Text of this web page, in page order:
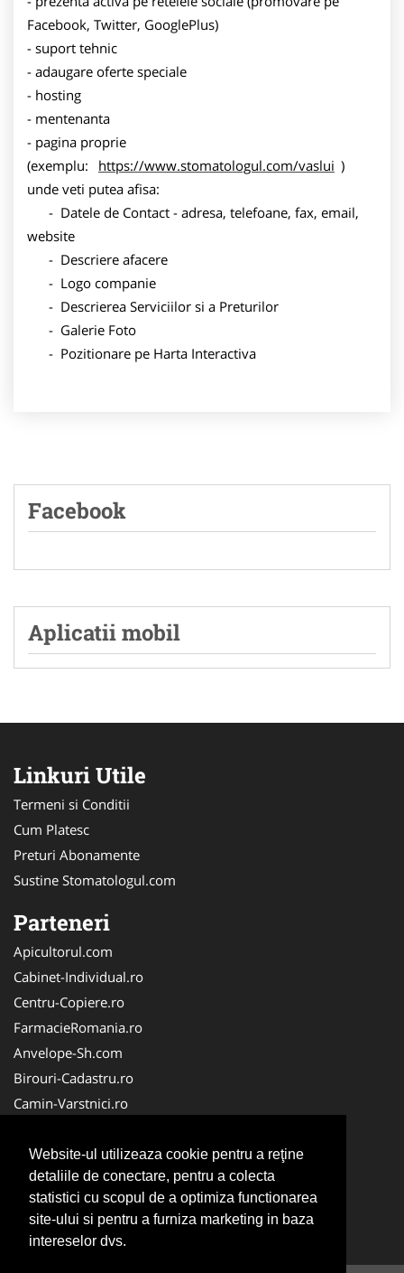
Website-ul utilizeaza cookie pentru a reţine
detaliile de conectare, pentru a colecta
statistici cu scopul de a optimiza functionarea
site-ului si pentru a furniza marketing in baza
intereselor dvs.
Facebook, Twitter, GooglePlus)
- suport tehnic
- adaugare oferte speciale
- hosting
- mentenanta
- pagina proprie
(exemplu:
https://www.stomatologul.com/vaslui )
unde veti putea afisa:
- Datele de Contact - adresa, telefoane, fax, email,
website
- Descriere afacere
- Logo companie
- Descrierea Serviciilor si a Preturilor
- Galerie Foto
- Pozitionare pe Harta Interactiva
Facebook
Aplicatii mobil
Linkuri Utile
Termeni si Conditii
Cum Platesc
Preturi Abonamente
Sustine Stomatologul.com
Parteneri
Apicultorul.com
Cabinet-Individual.ro
Centru-Copiere.ro
FarmacieRomania.ro
Anvelope-Sh.com
Birouri-Cadastru.ro
Camin-Varstnici.ro
Cabinet-Ginecologic.ro
Cabinet-Psihologie.com
Clinica-Privata.ro
InchiriereToaleteEcologice.ro